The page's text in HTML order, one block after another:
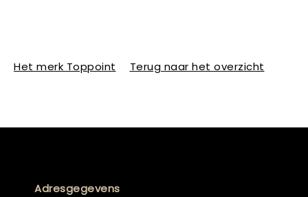
Het merk Toppoint Terug naar het overzicht
Adresgegevens